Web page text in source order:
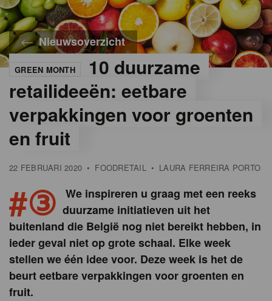
Nieuwsoverzicht
GREEN MONTH
10 duurzame
retailideeën: eetbare
verpakkingen voor groenten
en fruit
22 FEBRUARI 2020 • FOODRETAIL • LAURA FERREIRA PORTO
#③
We inspireren u graag met een reeks
duurzame initiatieven uit het
buitenland die België nog niet bereikt hebben, in
ieder geval niet op grote schaal. Elke week
stellen we één idee voor. Deze week is het de
beurt eetbare verpakkingen voor groenten en
fruit.